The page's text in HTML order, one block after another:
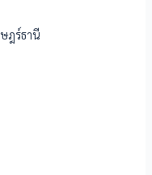
ฎร์ธานี